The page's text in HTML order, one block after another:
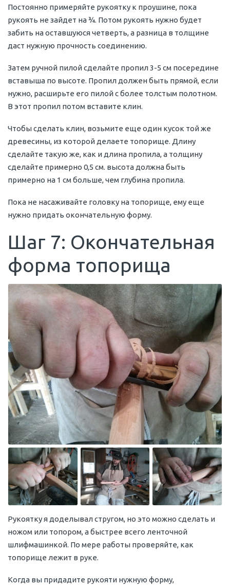
Постоянно примеряйте рукоятку к проушине, пока
рукоять не зайдет на ¾. Потом рукоять нужно будет
забить на оставшуюся четверть, а разница в толщине
даст нужную прочность соединению.
Затем ручной пилой сделайте пропил 3-5 см посередине
вставыша по высоте. Пропил должен быть прямой, если
нужно, расширьте его пилой с более толстым полотном.
В этот пропил потом вставите клин.
Чтобы сделать клин, возьмите еще один кусок той же
древесины, из которой делаете топорище. Длину
сделайте такую же, как и длина пропила, а толщину
сделайте примерно 0,5 см. высота должна быть
примерно на 1 см больше, чем глубина пропила.
Пока не насаживайте головку на топорище, ему еще
нужно придать окончательную форму.
Шаг 7: Окончательная
форма топорища
Рукоятку я доделывал стругом, но это можно сделать и
ножом или топором, а быстрее всего ленточной
шлифмашинкой. По мере работы проверяйте, как
топорище лежит в руке.
Когда вы придадите рукояти нужную форму,